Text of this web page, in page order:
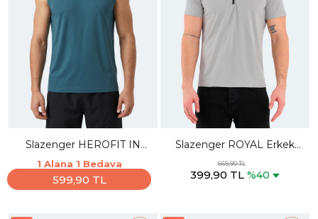
Slazenger HEROFIT IN
Erkek Kolsuz Petrol Atlet
1 Alana 1 Bedava
599,90 TL
Slazenger ROYAL Erkek
Polo Yaka Gri Tişört
669,90 TL
399,90 TL %40